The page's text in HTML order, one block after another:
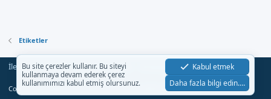
Etiketler
İletişim Şartlar Gizlilik Yardım
R
S
S
Community platform by XenForo® © 2010-2023 XenForo Ltd.
Bu site çerezler kullanır. Bu siteyi
kullanmaya devam ederek çerez
kullanımımızı kabul etmiş olursunuz.
Kabul etmek
Daha fazla bilgi edin.…